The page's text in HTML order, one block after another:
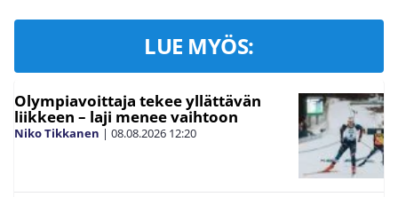
LUE MYÖS:
Olympiavoittaja tekee yllättävän
liikkeen – laji menee vaihtoon
Niko Tikkanen | 08.08.2026 12:20